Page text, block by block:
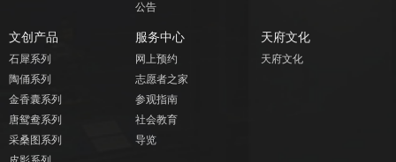
公告
文创产品
石犀系列
陶俑系列
金香囊系列
唐鸳鸯系列
采桑图系列
服务中心
网上预约
志愿者之家
参观指南
社会教育
导览
天府文化
天府文化